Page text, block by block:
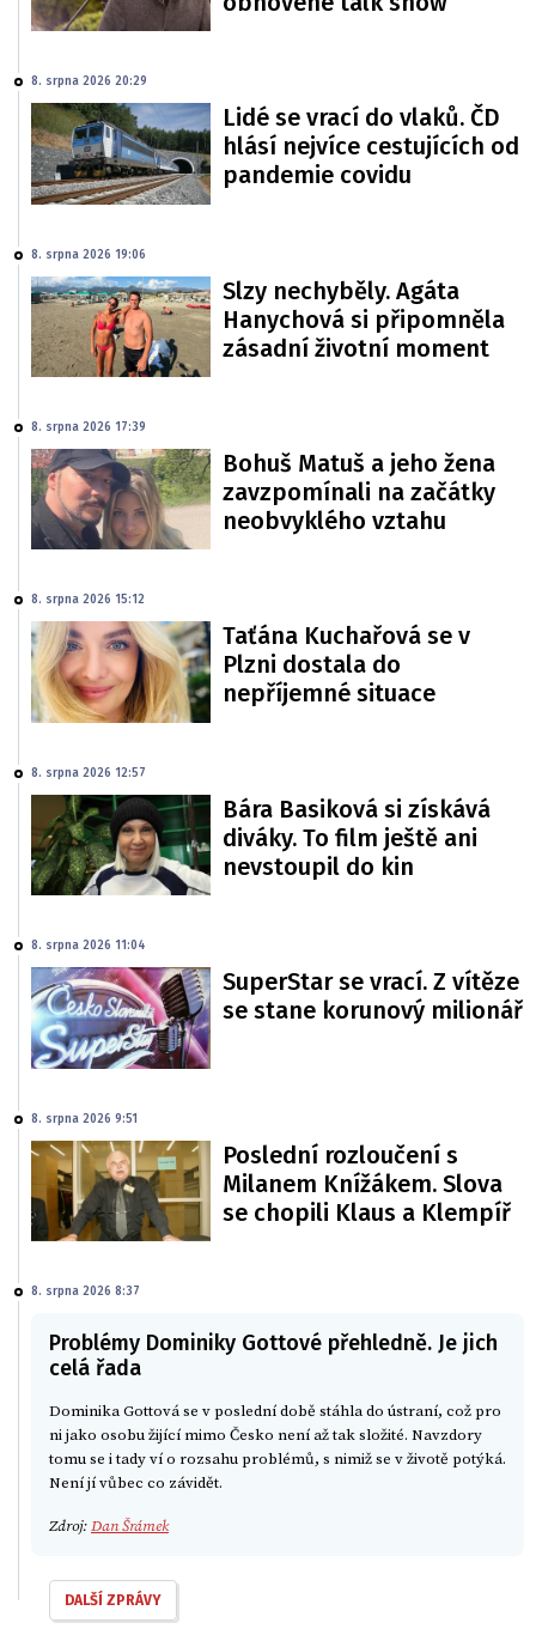
8. srpna 2026 20:29
Lidé se vrací do vlaků. ČD
hlásí nejvíce cestujících od
pandemie covidu
8. srpna 2026 19:06
Slzy nechyběly. Agáta
Hanychová si připomněla
zásadní životní moment
8. srpna 2026 17:39
Bohuš Matuš a jeho žena
zavzpomínali na začátky
neobvyklého vztahu
8. srpna 2026 15:12
Taťána Kuchařová se v
Plzni dostala do
nepříjemné situace
8. srpna 2026 12:57
Bára Basiková si získává
diváky. To film ještě ani
nevstoupil do kin
8. srpna 2026 11:04
SuperStar se vrací. Z vítěze
se stane korunový milionář
8. srpna 2026 9:51
Poslední rozloučení s
Milanem Knížákem. Slova
se chopili Klaus a Klempíř
8. srpna 2026 8:37
Problémy Dominiky Gottové přehledně. Je jich
celá řada
Dominika Gottová se v poslední době stáhla do ústraní, což pro
ni jako osobu žijící mimo Česko není až tak složité. Navzdory
tomu se i tady ví o rozsahu problémů, s nimiž se v životě potýká.
Není jí vůbec co závidět.
Zdroj:Dan Šrámek
DALŠÍ ZPRÁVY